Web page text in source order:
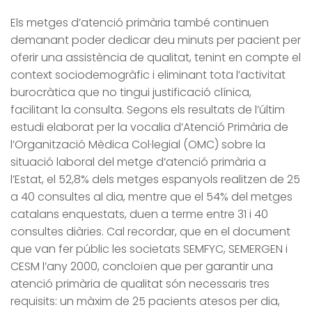
Els metges d’atenció primària també continuen
demanant poder dedicar deu minuts per pacient per
oferir una assistència de qualitat, tenint en compte el
context sociodemogràfic i eliminant tota l’activitat
burocràtica que no tingui justificació clínica,
facilitant la consulta. Segons els resultats de l’últim
estudi elaborat per la vocalia d’Atenció Primària de
l’Organització Mèdica Col·legial (OMC) sobre la
situació laboral del metge d’atenció primària a
l’Estat, el 52,8% dels metges espanyols realitzen de 25
a 40 consultes al dia, mentre que el 54% del metges
catalans enquestats, duen a terme entre 31 i 40
consultes diàries. Cal recordar, que en el document
que van fer públic les societats SEMFYC, SEMERGEN i
CESM l’any 2000, concloïen que per garantir una
atenció primària de qualitat són necessaris tres
requisits: un màxim de 25 pacients atesos per dia,